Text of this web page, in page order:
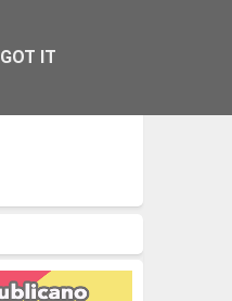
GOT IT